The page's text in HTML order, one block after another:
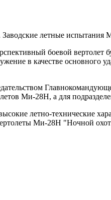
летные испытания
боевой вертолет
в качестве основного
Ми-28Н, а для
летно-технические
Ми-28Н "Ночной